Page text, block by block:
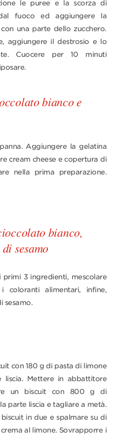
le puree e la scorza di
fuoco ed aggiungere la
una parte dello zucchero.
aggiungere il destrosio e lo
Cuocere per 10 minuti
bianco e
Aggiungere la gelatina
cream cheese e copertura di
nella prima preparazione.
bianco,
sesamo
primi 3 ingredienti, mescolare
alimentari, infine,
sesamo.
con 180 g di pasta di limone
liscia. Mettere in abbattitore
un biscuit con 800 g di
parte liscia e tagliare a metà.
in due e spalmare su di
al limone. Sovrapporre i